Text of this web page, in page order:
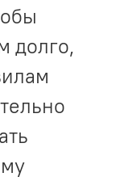
долго,